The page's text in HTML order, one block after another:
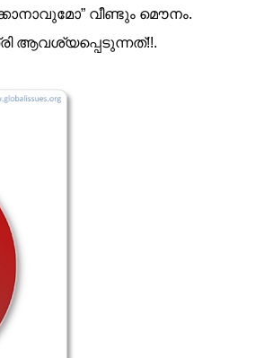
വീണ്ടും മൌനം.
ആവശ്യപ്പെടുന്നത്!!.